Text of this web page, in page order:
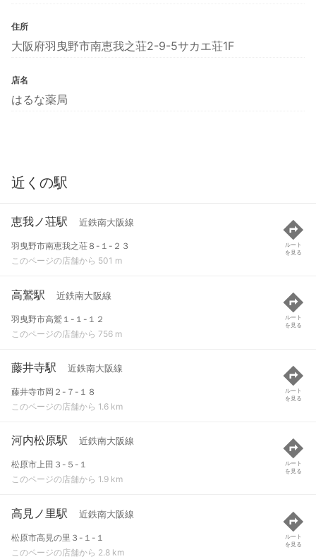
住所
大阪府羽曳野市南恵我之荘2-9-5サカエ荘1F
店名
はるな薬局
近くの駅
恵我ノ荘駅 近鉄南大阪線
羽曳野市南恵我之荘８-１-２３
このページの店舗から 501 m
ルート
を見る
高鷲駅 近鉄南大阪線
羽曳野市高鷲１-１-１２
このページの店舗から 756 m
ルート
を見る
藤井寺駅 近鉄南大阪線
藤井寺市岡２-７-１８
このページの店舗から 1.6 km
ルート
を見る
河内松原駅 近鉄南大阪線
松原市上田３-５-１
このページの店舗から 1.9 km
ルート
を見る
高見ノ里駅 近鉄南大阪線
松原市高見の里３-１-１
このページの店舗から 2.8 km
ルート
を見る